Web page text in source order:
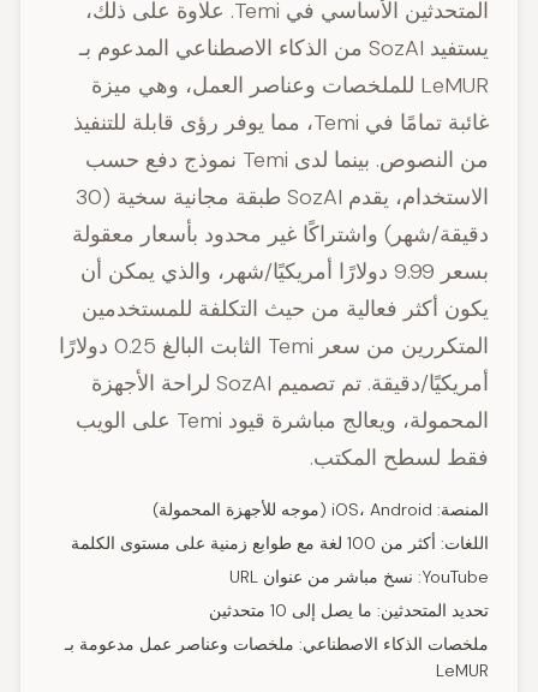
المتحدثين الأساسي في Temi. علاوة على ذلك،
يستفيد SozAI من الذكاء الاصطناعي المدعوم بـ
LeMUR للملخصات وعناصر العمل، وهي ميزة
غائبة تمامًا في Temi، مما يوفر رؤى قابلة للتنفيذ
من النصوص. بينما لدى Temi نموذج دفع حسب
الاستخدام، يقدم SozAI طبقة مجانية سخية (30
دقيقة/شهر) واشتراكًا غير محدود بأسعار معقولة
بسعر 9.99 دولارًا أمريكيًا/شهر، والذي يمكن أن
يكون أكثر فعالية من حيث التكلفة للمستخدمين
المتكررين من سعر Temi الثابت البالغ 0.25 دولارًا
أمريكيًا/دقيقة. تم تصميم SozAI لراحة الأجهزة
المحمولة، ويعالج مباشرة قيود Temi على الويب
فقط لسطح المكتب.
المنصة: iOS، Android (موجه للأجهزة المحمولة)
اللغات: أكثر من 100 لغة مع طوابع زمنية على مستوى الكلمة
YouTube: نسخ مباشر من عنوان URL
تحديد المتحدثين: ما يصل إلى 10 متحدثين
ملخصات الذكاء الاصطناعي: ملخصات وعناصر عمل مدعومة بـ
LeMUR